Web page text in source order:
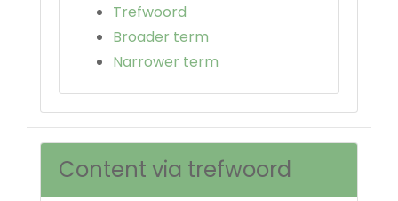
Trefwoord
Broader term
Narrower term
Content via trefwoord